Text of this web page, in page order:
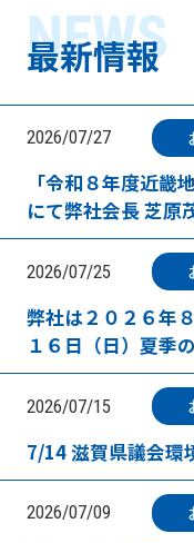
NEWS
最新情報
2026/07/27
「令和８年度近畿
にて弊社会長 芝原
2026/07/25
弊社は２０２６年
１６日（日）夏季
2026/07/15
7/14 滋賀県議会環
2026/07/09